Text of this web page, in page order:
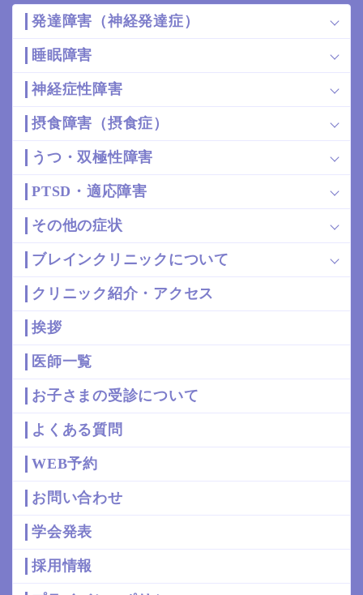
発達障害（神経発達症）
睡眠障害
神経症性障害
摂食障害（摂食症）
うつ・双極性障害
PTSD・適応障害
その他の症状
ブレインクリニックについて
クリニック紹介・アクセス
挨拶
医師一覧
お子さまの受診について
よくある質問
WEB予約
お問い合わせ
学会発表
採用情報